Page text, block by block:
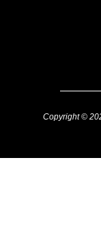
Copyright ©